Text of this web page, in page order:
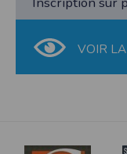
Les
Art. 3 - Des
sécurité des
VOIR